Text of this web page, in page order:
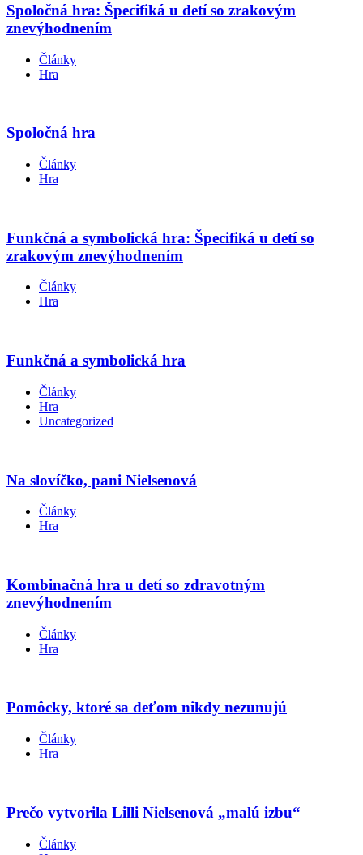
Spoločná hra: Špecifiká u detí so zrakovým
znevýhodnením
Články
Hra
Spoločná hra
Články
Hra
Funkčná a symbolická hra: Špecifiká u detí so
zrakovým znevýhodnením
Články
Hra
Funkčná a symbolická hra
Články
Hra
Uncategorized
Na slovíčko, pani Nielsenová
Články
Hra
Kombinačná hra u detí so zdravotným
znevýhodnením
Články
Hra
Pomôcky, ktoré sa deťom nikdy nezunujú
Články
Hra
Prečo vytvorila Lilli Nielsenová „malú izbu“
Články